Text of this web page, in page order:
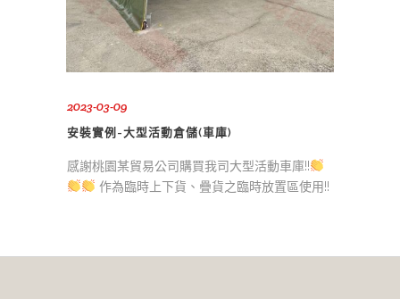
2023-03-09
安裝實例-大型活動倉儲(車庫)
感謝桃園某貿易公司購買我司大型活動車庫!!
作為臨時上下貨、疊貨之臨時放置區使用!!